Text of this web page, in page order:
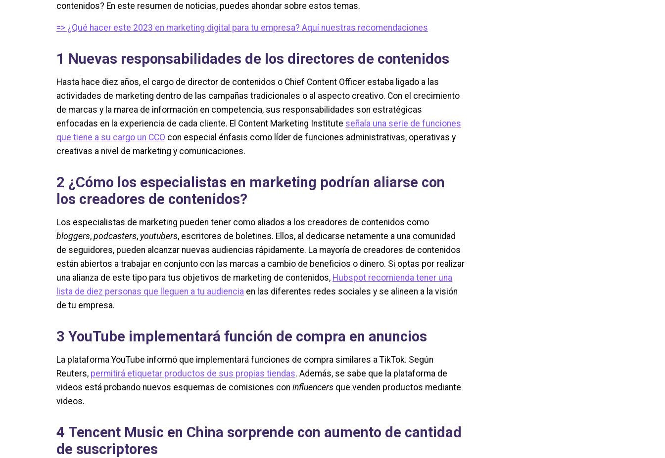
contenidos? En este resumen de noticias, puedes ahondar sobre estos temas.
=> ¿Qué hacer este 2023 en marketing digital para tu empresa? Aquí nuestras recomendaciones
1 Nuevas responsabilidades de los directores de contenidos
Hasta hace diez años, el cargo de director de contenidos o Chief Content Officer estaba ligado a las
actividades de marketing dentro de las campañas tradicionales o al aspecto creativo. Con el crecimiento
de marcas y la marea de información en competencia, sus responsabilidades son estratégicas
enfocadas en la experiencia de cada cliente. El Content Marketing Institute señala una serie de funciones
que tiene a su cargo un CCO con especial énfasis como líder de funciones administrativas, operativas y
creativas a nivel de marketing y comunicaciones.
2 ¿Cómo los especialistas en marketing podrían aliarse con
los creadores de contenidos?
Los especialistas de marketing pueden tener como aliados a los creadores de contenidos como
bloggers, podcasters, youtubers, escritores de boletines. Ellos, al dedicarse netamente a una comunidad
de seguidores, pueden alcanzar nuevas audiencias rápidamente. La mayoría de creadores de contenidos
están abiertos a trabajar en conjunto con las marcas a cambio de beneficios o dinero. Si optas por realizar
una alianza de este tipo para tus objetivos de marketing de contenidos, Hubspot recomienda tener una
lista de diez personas que lleguen a tu audiencia en las diferentes redes sociales y se alineen a la visión
de tu empresa.
3 YouTube implementará función de compra en anuncios
La plataforma YouTube informó que implementará funciones de compra similares a TikTok. Según
Reuters, permitirá etiquetar productos de sus propias tiendas. Además, se sabe que la plataforma de
videos está probando nuevos esquemas de comisiones con influencers que venden productos mediante
videos.
4 Tencent Music en China sorprende con aumento de cantidad
de suscriptores